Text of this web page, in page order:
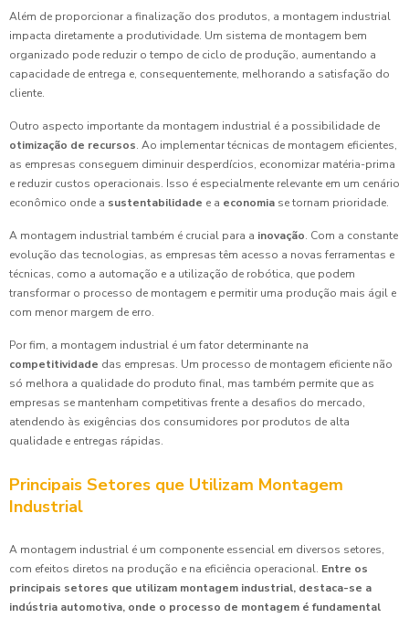
Além de proporcionar a finalização dos produtos, a montagem industrial
impacta diretamente a produtividade. Um sistema de montagem bem
organizado pode reduzir o tempo de ciclo de produção, aumentando a
capacidade de entrega e, consequentemente, melhorando a satisfação do
cliente.
Outro aspecto importante da montagem industrial é a possibilidade de
otimização de recursos. Ao implementar técnicas de montagem eficientes,
as empresas conseguem diminuir desperdícios, economizar matéria-prima
e reduzir custos operacionais. Isso é especialmente relevante em um cenário
econômico onde a sustentabilidade e a economia se tornam prioridade.
A montagem industrial também é crucial para a inovação. Com a constante
evolução das tecnologias, as empresas têm acesso a novas ferramentas e
técnicas, como a automação e a utilização de robótica, que podem
transformar o processo de montagem e permitir uma produção mais ágil e
com menor margem de erro.
Por fim, a montagem industrial é um fator determinante na
competitividade das empresas. Um processo de montagem eficiente não
só melhora a qualidade do produto final, mas também permite que as
empresas se mantenham competitivas frente a desafios do mercado,
atendendo às exigências dos consumidores por produtos de alta
qualidade e entregas rápidas.
Principais Setores que Utilizam Montagem
Industrial
A montagem industrial é um componente essencial em diversos setores,
com efeitos diretos na produção e na eficiência operacional. Entre os
principais setores que utilizam montagem industrial, destaca-se a
indústria automotiva, onde o processo de montagem é fundamental